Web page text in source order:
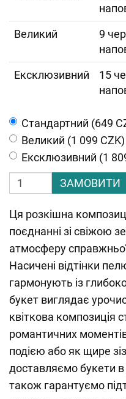
Великий
9
Ексклюзивний
15
Cтандартний (649
Великий (1 099 CZK)
Ексклюзивний (1
ЗАМОВИТИ
Ця розкішна
поєднанні зі свіжою
атмосферу
Насичені відтінки
гармонують із
букет виглядає
квіткова композиція
романтичних
подією або як щире
доставляємо букети
також гарантуємо